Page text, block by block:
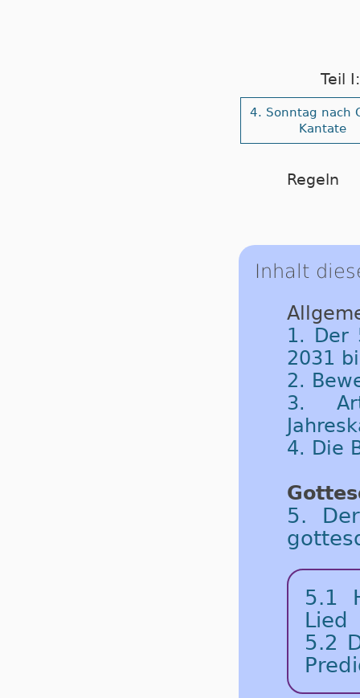
Teil
4. Sonntag nach
Kantate
Regeln
Inhalt
1. Der
2031
2.
3.
4. Die
5.
5.1
Lied
5.2